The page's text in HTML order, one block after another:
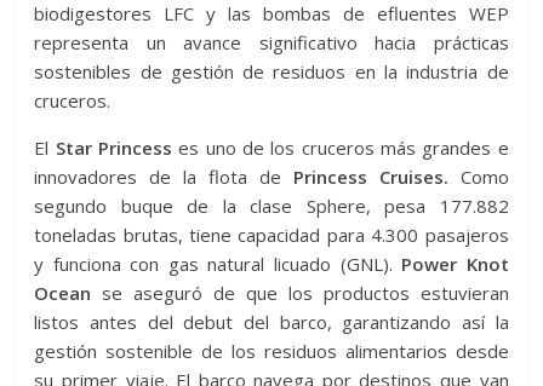
biodigestores LFC y las bombas de efluentes WEP
representa un avance significativo hacia prácticas
sostenibles de gestión de residuos en la industria de
cruceros.
El Star Princess es uno de los cruceros más grandes e
innovadores de la flota de Princess Cruises. Como
segundo buque de la clase Sphere, pesa 177.882
toneladas brutas, tiene capacidad para 4.300 pasajeros
y funciona con gas natural licuado (GNL). Power Knot
Ocean se aseguró de que los productos estuvieran
listos antes del debut del barco, garantizando así la
gestión sostenible de los residuos alimentarios desde
su primer viaje. El barco navega por destinos que van